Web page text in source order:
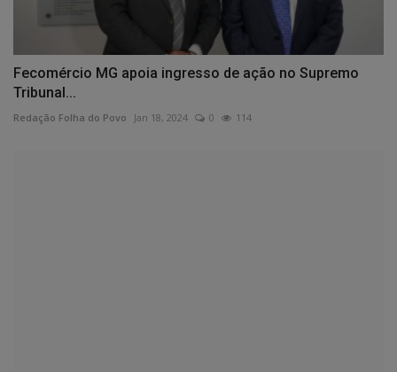
Fecomércio MG apoia ingresso de ação no Supremo
Tribunal...
Redação Folha do Povo Jan 18, 2024 0 114